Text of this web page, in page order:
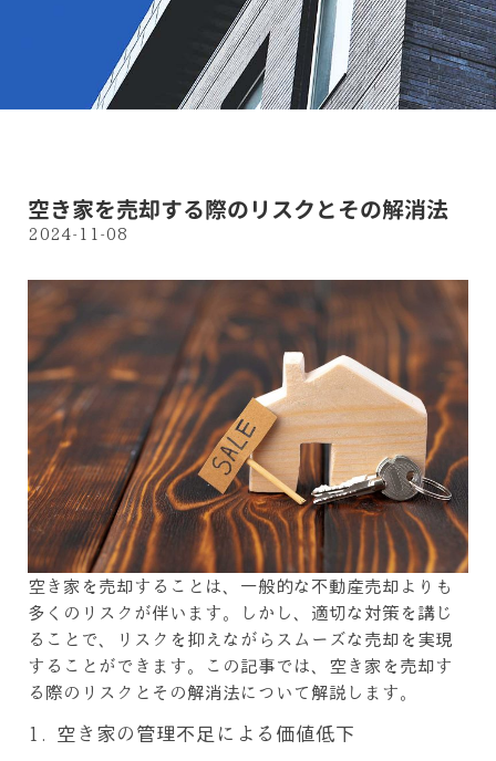
空き家を売却する際のリスクとその解消法
2024-11-08
空き家を売却することは、一般的な不動産売却よりも
多くのリスクが伴います。しかし、適切な対策を講じ
ることで、リスクを抑えながらスムーズな売却を実現
することができます。この記事では、空き家を売却す
る際のリスクとその解消法について解説します。
1. 空き家の管理不足による価値低下